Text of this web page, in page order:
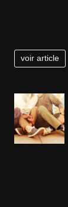
voir article